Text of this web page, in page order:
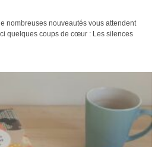
nombreuses nouveautés vous attendent
quelques coups de cœur : Les silences